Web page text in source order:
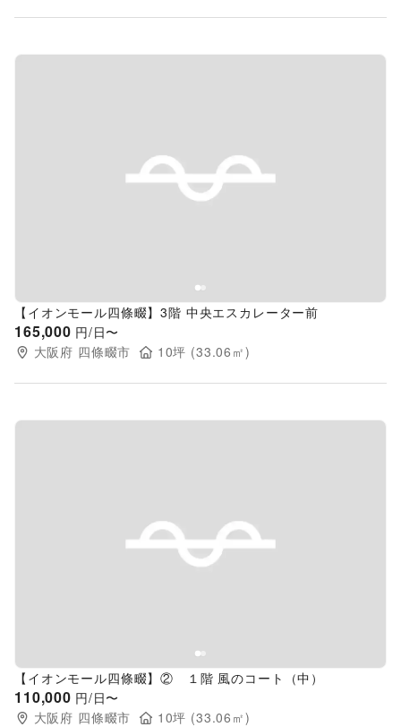
Previous slide
【イオンモール四條畷】3階 中央エスカレーター前
165,000 円/日〜
大阪府 四條畷市 10坪 (33.06 ㎡)
Previous slide
【イオンモール四條畷】② １階 風のコート（中）
110,000 円/日〜
大阪府 四條畷市 10坪 (33.06 ㎡)